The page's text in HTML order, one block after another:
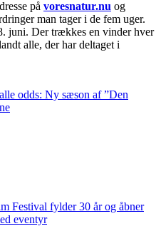
på voresnatur.nu og
man tager i de fem uger.
juni. Der trækkes en vinder hver
alle, der har deltaget i
odds: Ny sæson af ”Den
Festival fylder 30 år og åbner
eventyr